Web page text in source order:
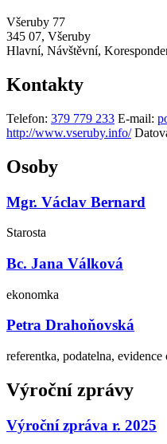
Všeruby 77
345 07, Všeruby
Hlavní, Návštěvní,
Kontakty
Telefon: 379 779 233 E-mail:
http://www.vseruby.info/
Osoby
Mgr. Václav Bernard
Starosta
Bc. Jana Válková
ekonomka
Petra Drahoňovská
referentka, podatelna, evidence
Výroční zprávy
Výroční zpráva r. 2025